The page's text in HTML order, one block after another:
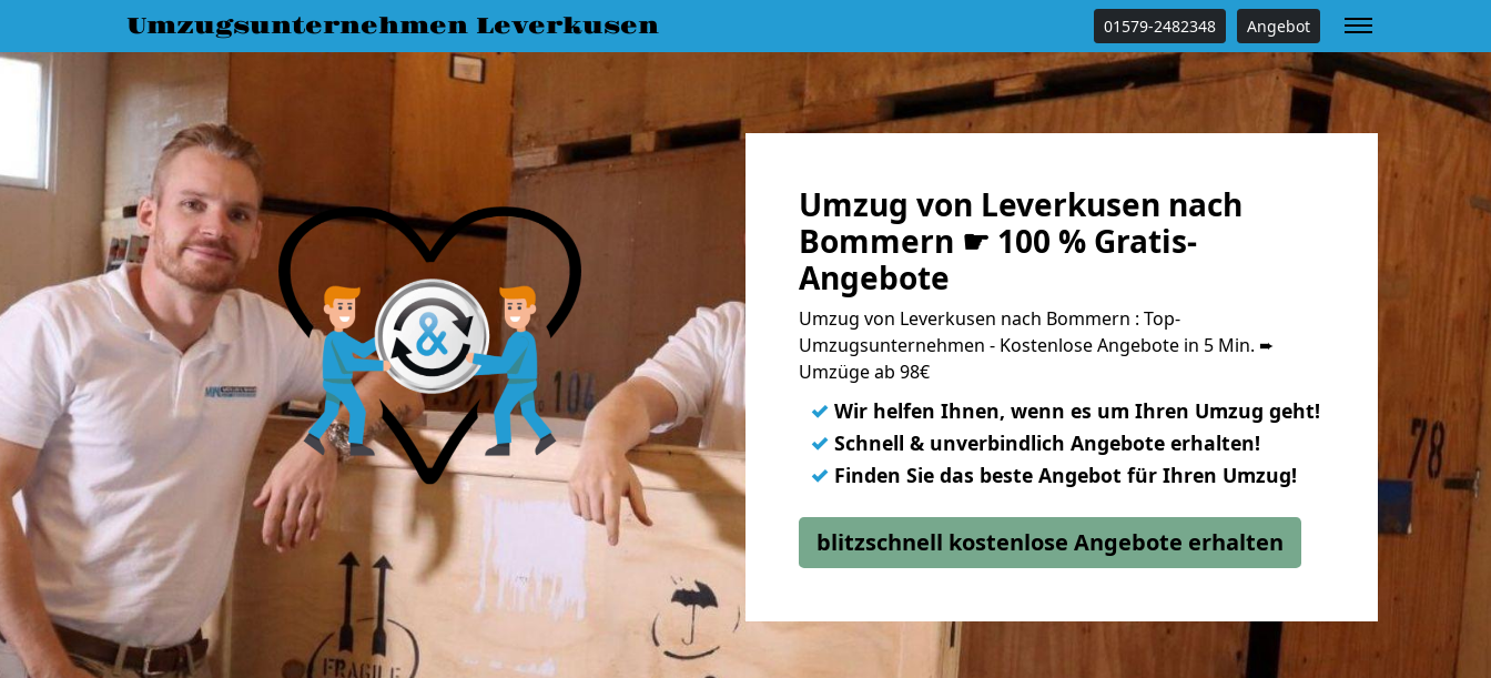
Umzugsunternehmen Leverkusen 01579-2482348 Angebot
Umzug von Leverkusen nach
Bommern ☛ 100 % Gratis-
Angebote
Umzug von Leverkusen nach Bommern : Top-
Umzugsunternehmen - Kostenlose Angebote in 5 Min. ➨
Umzüge ab 98€
✓ Wir helfen Ihnen, wenn es um Ihren Umzug geht!
✓ Schnell & unverbindlich Angebote erhalten!
✓ Finden Sie das beste Angebot für Ihren Umzug!
blitzschnell kostenlose Angebote erhalten